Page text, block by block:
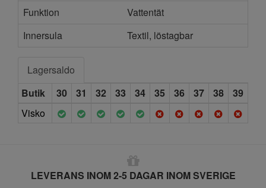
Funktion
Vattentät
Innersula
Textil, löstagbar
Lagersaldo
Butik
30 31 32 33 34 35 36 37 38
39
Visko
LEVERANS INOM 2-5 DAGAR INOM SVERIGE